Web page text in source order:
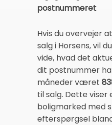
postnummeret
Hvis du overvejer
salg i Horsens, vil
vide, hvad det
dit postnummer
måneder været
til salg. Dette viser
boligmarked med
efterspørgsel